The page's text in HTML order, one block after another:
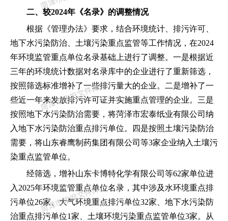
二、较2024年《名录》的调整情况
根据《管理办法》要求，结合环境统计、排污许可、
地下水污染防治、土壤污染重点监管等工作情况，在2024
年环境监管重点单位名录基础上进行了调整。一是根据近
三年的环境统计数据对名录库中的企业进行了重新筛选，
按照筛选标准增补了一些排污量大的企业。二是增补了一
些近一年来发放排污许可证并实施重点管理的企业。三是
按照地下水污染防治需要，将菏泽市宏泰纸业有限公司纳
入地下水污染防治重点排污单位。四是按照土壤污染防治
需要，将山东睿鹰制药集团有限公司等3家企业纳入土壤污
染重点监管单位。
经筛选，增补山东卡博特化学有限公司等62家单位进
入 2025年环境监管重点单位名录，其中涉及水环境重点排
污单位26家、大气环境重点排污单位32家、地下水污染防
治重点排污单位1家、土壤环境污染重点监管单位3家。从